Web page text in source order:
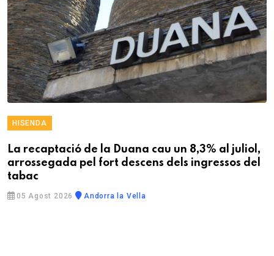
HISENDA
La recaptació de la Duana cau un 8,3% al juliol,
arrossegada pel fort descens dels ingressos del
tabac
05 Agost 2026 Andorra la Vella